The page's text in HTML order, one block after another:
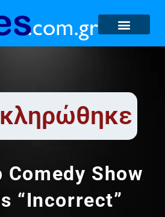
Comedy Show
“Incorrect”